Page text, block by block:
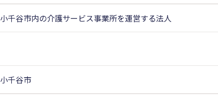
小千谷市内の介護サービス事業所を運営する法人
小千谷市